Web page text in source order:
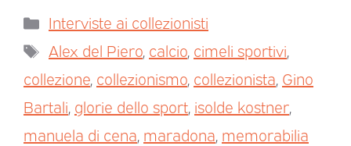
Interviste ai collezionisti
Alex del Piero, calcio, cimeli sportivi,
collezione, collezionismo, collezionista, Gino
Bartali, glorie dello sport, isolde kostner,
manuela di cena, maradona, memorabilia